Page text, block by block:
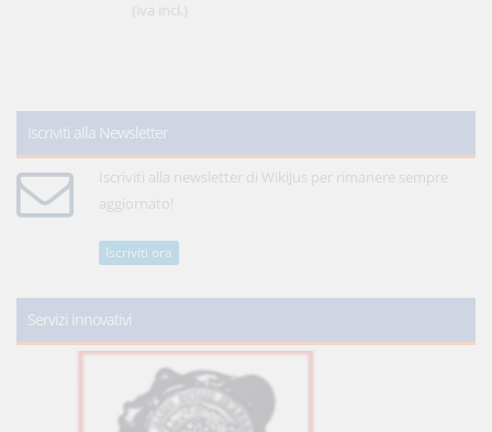
(iva incl.)
Iscriviti alla Newsletter
Iscriviti alla newsletter di WikiJus per rimanere sempre
aggiornato!
Iscriviti ora
Servizi innovativi